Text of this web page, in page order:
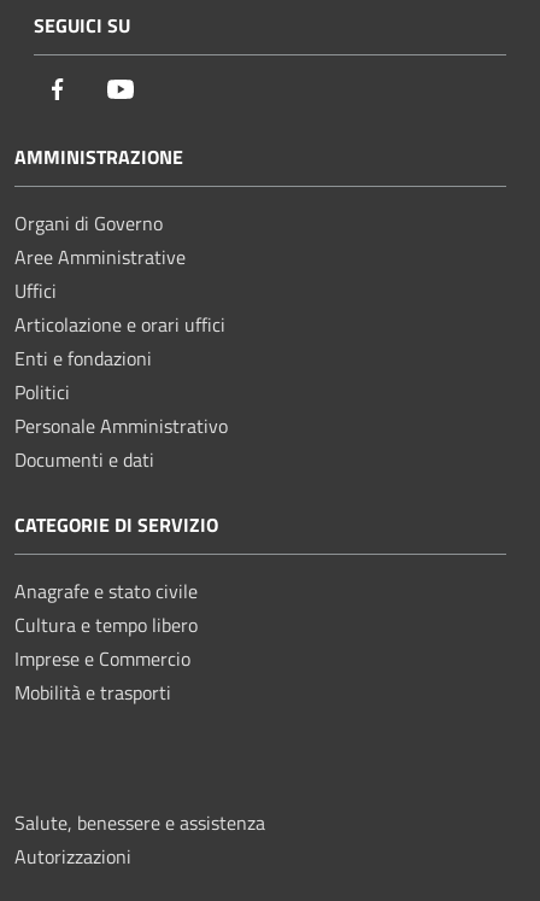
SEGUICI SU
Facebook
AMMINISTRAZIONE
Organi di Governo
Aree Amministrative
Uffici
Articolazione e orari uffici
Enti e fondazioni
Politici
Personale Amministrativo
Documenti e dati
CATEGORIE DI SERVIZIO
Anagrafe e stato civile
Cultura e tempo libero
Imprese e Commercio
Mobilità e trasporti
Salute, benessere e assistenza
Autorizzazioni